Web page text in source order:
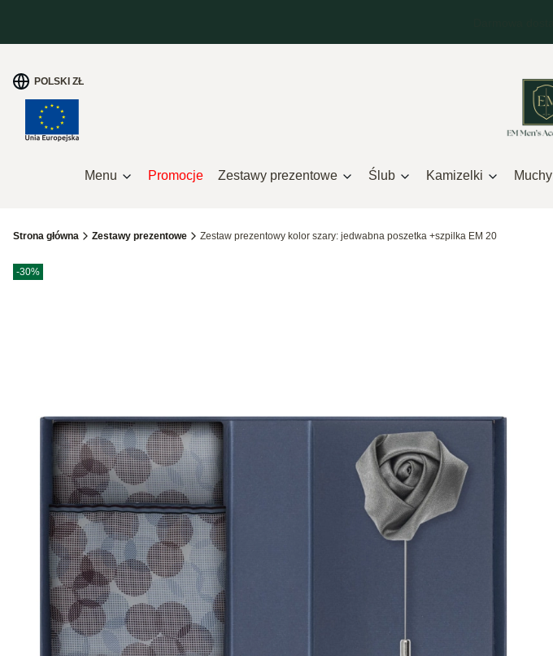
POLSKI ZŁ
Menu Promocje Zestawy prezentowe Ślub Kamizelki Muchy
Strona główna Zestawy prezentowe Zestaw prezentowy kolor szary: jedwabna poszetka +szpilka EM 20
Etykiety produktu
-30%zniżki